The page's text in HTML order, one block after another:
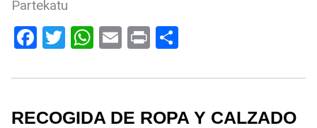
Partekatu
Facebook
Twitter
WhatsApp
Email
PrintCompartir
RECOGIDA DE ROPA Y CALZADO